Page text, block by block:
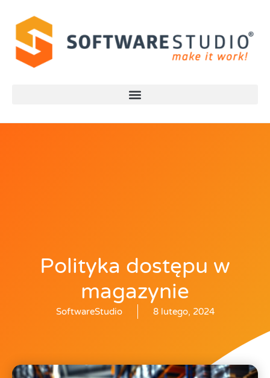
Polityka dostępu w
magazynie
SoftwareStudio 8 lutego, 2024